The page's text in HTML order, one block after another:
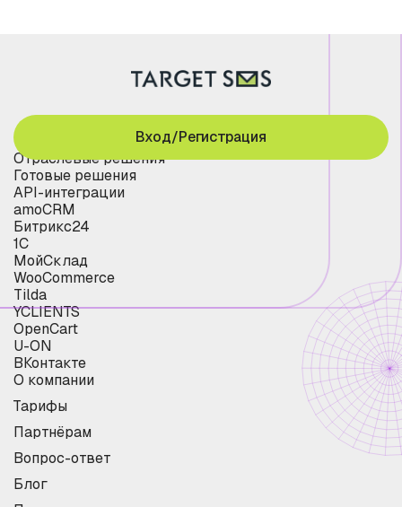
Отраслевые решения
Готовые решения
API-интеграции
amoCRM
Битрикс24
1С
МойСклад
WooCommerce
Tilda
YCLIENTS
OpenCart
U-ON
ВКонтакте
О компании
Тарифы
Партнёрам
Вопрос-ответ
Блог
Вход/Регистрация